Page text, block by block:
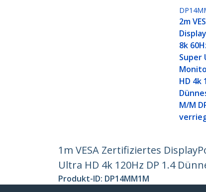
2m
8k
Super
HD 4k
M/M
1m VESA Zertifiziertes
Ultra HD 4k 120Hz DP 1.4
Produkt-ID: DP14MM1M